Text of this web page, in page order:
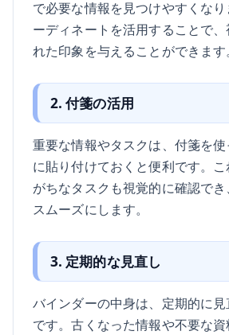
で必要な情報を見つけやすくな
ーディネートを活用することで
れた印象を与えることができます
2. 付箋の活用
重要な情報やタスクは、付箋を
に貼り付けておくと便利です。
がちなタスクも視覚的に確認で
スムーズにします。
3. 定期的な見直し
バインダーの中身は、定期的に
です。古くなった情報や不要な資